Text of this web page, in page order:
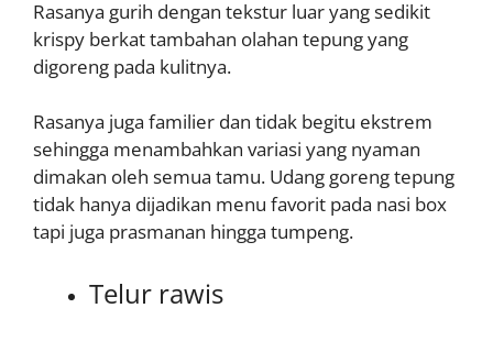
Rasanya gurih dengan tekstur luar yang sedikit
krispy berkat tambahan olahan tepung yang
digoreng pada kulitnya.
Rasanya juga familier dan tidak begitu ekstrem
sehingga menambahkan variasi yang nyaman
dimakan oleh semua tamu. Udang goreng tepung
tidak hanya dijadikan menu favorit pada nasi box
tapi juga prasmanan hingga tumpeng.
Telur rawis